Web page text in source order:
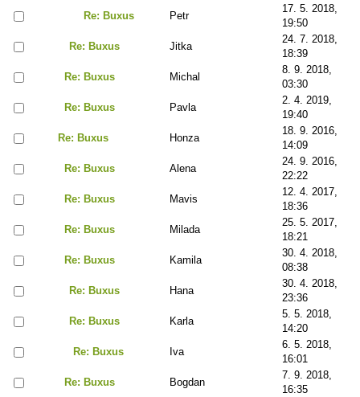
Re: Buxus
Petr
17. 5. 2018,
19:50
Re: Buxus
Jitka
24. 7. 2018,
18:39
Re: Buxus
Michal
8. 9. 2018,
03:30
Re: Buxus
Pavla
2. 4. 2019,
19:40
Re: Buxus
Honza
18. 9. 2016,
14:09
Re: Buxus
Alena
24. 9. 2016,
22:22
Re: Buxus
Mavis
12. 4. 2017,
18:36
Re: Buxus
Milada
25. 5. 2017,
18:21
Re: Buxus
Kamila
30. 4. 2018,
08:38
Re: Buxus
Hana
30. 4. 2018,
23:36
Re: Buxus
Karla
5. 5. 2018,
14:20
Re: Buxus
Iva
6. 5. 2018,
16:01
Re: Buxus
Bogdan
7. 9. 2018,
16:35